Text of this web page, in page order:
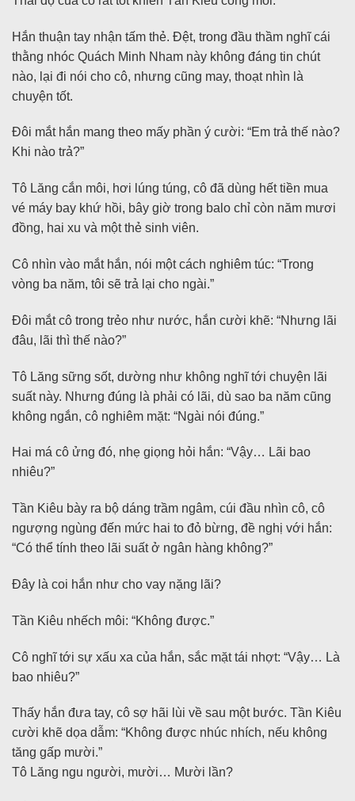
Hắn thuận tay nhận tấm thẻ. Đệt, trong đầu thầm nghĩ cái
thằng nhóc Quách Minh Nham này không đáng tin chút
nào, lại đi nói cho cô, nhưng cũng may, thoạt nhìn là
chuyện tốt.
Đôi mắt hắn mang theo mấy phần ý cười: “Em trả thế nào?
Khi nào trả?”
Tô Lăng cắn môi, hơi lúng túng, cô đã dùng hết tiền mua
vé máy bay khứ hồi, bây giờ trong balo chỉ còn năm mươi
đồng, hai xu và một thẻ sinh viên.
Cô nhìn vào mắt hắn, nói một cách nghiêm túc: “Trong
vòng ba năm, tôi sẽ trả lại cho ngài.”
Đôi mắt cô trong trẻo như nước, hắn cười khẽ: “Nhưng lãi
đâu, lãi thì thế nào?”
Tô Lăng sững sốt, dường như không nghĩ tới chuyện lãi
suất này. Nhưng đúng là phải có lãi, dù sao ba năm cũng
không ngắn, cô nghiêm mặt: “Ngài nói đúng.”
Hai má cô ửng đó, nhẹ giọng hỏi hắn: “Vậy… Lãi bao
nhiêu?”
Tần Kiêu bày ra bộ dáng trầm ngâm, cúi đầu nhìn cô, cô
ngượng ngùng đến mức hai to đỏ bừng, đề nghị với hắn:
“Có thể tính theo lãi suất ở ngân hàng không?”
Đây là coi hắn như cho vay nặng lãi?
Tần Kiêu nhếch môi: “Không được.”
Cô nghĩ tới sự xấu xa của hắn, sắc mặt tái nhợt: “Vậy… Là
bao nhiêu?”
Thấy hắn đưa tay, cô sợ hãi lùi về sau một bước. Tần Kiêu
cười khẽ dọa dẫm: “Không được nhúc nhích, nếu không
tăng gấp mười.”
Tô Lăng ngu người, mười… Mười lần?